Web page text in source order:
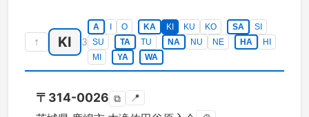
↑ KI 3
A O KA KI KU KO SA
SI
SU
TA TU NA NU NE HA
HI
MI
YA WA
〒 314-0026 ⧉ 📍